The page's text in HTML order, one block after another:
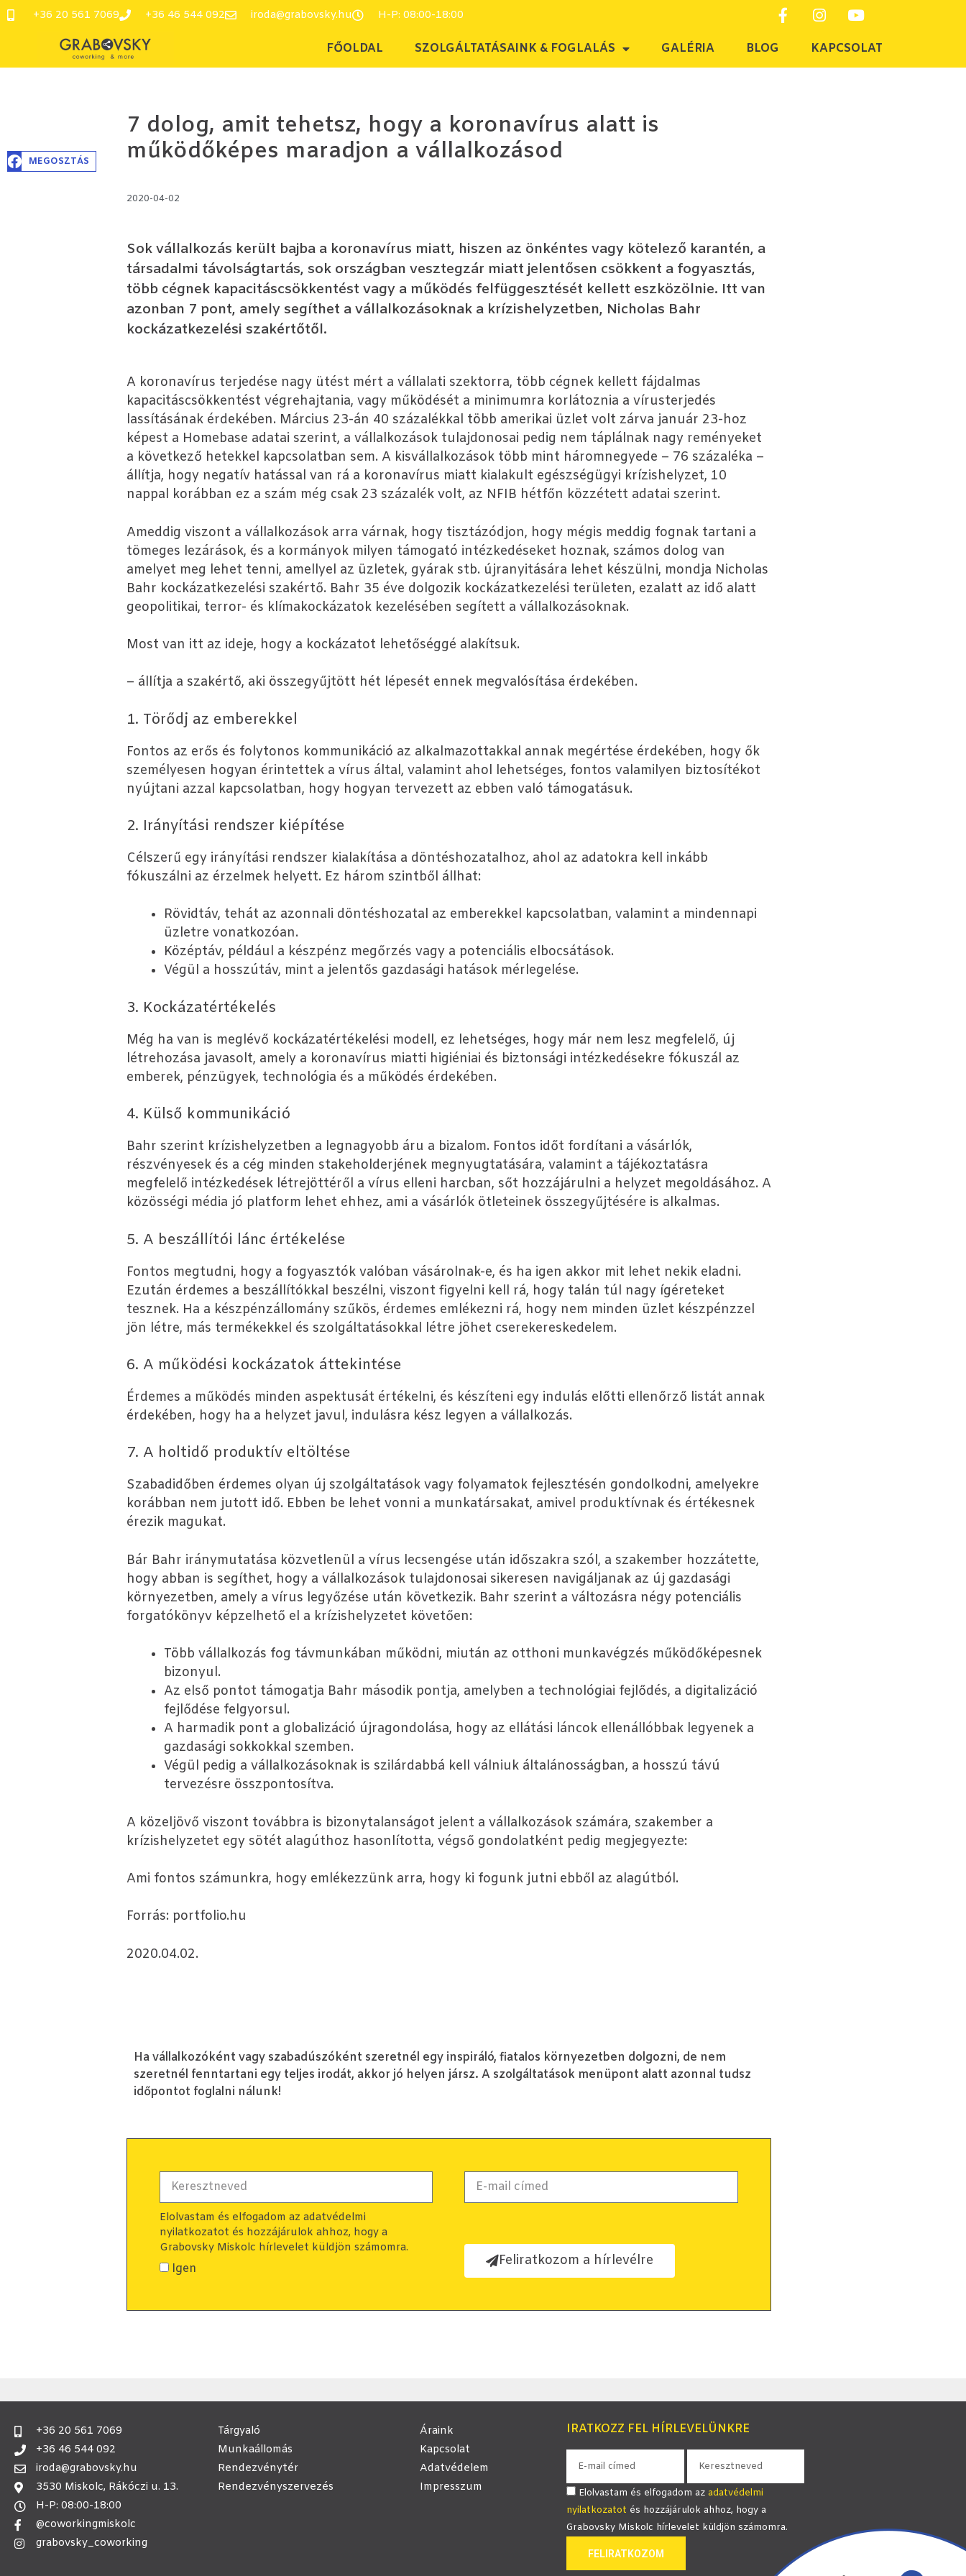
+36 20 561 7069 +36 46 544 092 iroda@grabovsky.hu H-P: 08:00-18:00
FŐOLDAL SZOLGÁLTATÁSAINK & FOGLALÁS GALÉRIA BLOG KAPCSOLAT
MEGOSZTÁS
7 dolog, amit tehetsz, hogy a koronavírus alatt is
működőképes maradjon a vállalkozásod
2020-04-02
Sok vállalkozás került bajba a koronavírus miatt, hiszen az önkéntes vagy kötelező karantén, a
társadalmi távolságtartás, sok országban vesztegzár miatt jelentősen csökkent a fogyasztás,
több cégnek kapacitáscsökkentést vagy a működés felfüggesztését kellett eszközölnie. Itt van
azonban 7 pont, amely segíthet a vállalkozásoknak a krízishelyzetben, Nicholas Bahr
kockázatkezelési szakértőtől.
A koronavírus terjedése nagy ütést mért a vállalati szektorra, több cégnek kellett fájdalmas
kapacitáscsökkentést végrehajtania, vagy működését a minimumra korlátoznia a vírusterjedés
lassításának érdekében. Március 23-án 40 százalékkal több amerikai üzlet volt zárva január 23-hoz
képest a Homebase adatai szerint, a vállalkozások tulajdonosai pedig nem táplálnak nagy reményeket
a következő hetekkel kapcsolatban sem. A kisvállalkozások több mint háromnegyede – 76 százaléka –
állítja, hogy negatív hatással van rá a koronavírus miatt kialakult egészségügyi krízishelyzet, 10
nappal korábban ez a szám még csak 23 százalék volt, az NFIB hétfőn közzétett adatai szerint.
Ameddig viszont a vállalkozások arra várnak, hogy tisztázódjon, hogy mégis meddig fognak tartani a
tömeges lezárások, és a kormányok milyen támogató intézkedéseket hoznak, számos dolog van
amelyet meg lehet tenni, amellyel az üzletek, gyárak stb. újranyitására lehet készülni, mondja Nicholas
Bahr kockázatkezelési szakértő. Bahr 35 éve dolgozik kockázatkezelési területen, ezalatt az idő alatt
geopolitikai, terror- és klímakockázatok kezelésében segített a vállalkozásoknak.
Most van itt az ideje, hogy a kockázatot lehetőséggé alakítsuk.
– állítja a szakértő, aki összegyűjtött hét lépesét ennek megvalósítása érdekében.
1. Törődj az emberekkel
Fontos az erős és folytonos kommunikáció az alkalmazottakkal annak megértése érdekében, hogy ők
személyesen hogyan érintettek a vírus által, valamint ahol lehetséges, fontos valamilyen biztosítékot
nyújtani azzal kapcsolatban, hogy hogyan tervezett az ebben való támogatásuk.
2. Irányítási rendszer kiépítése
Célszerű egy irányítási rendszer kialakítása a döntéshozatalhoz, ahol az adatokra kell inkább
fókuszálni az érzelmek helyett. Ez három szintből állhat:
Rövidtáv, tehát az azonnali döntéshozatal az emberekkel kapcsolatban, valamint a mindennapi
üzletre vonatkozóan.
Középtáv, például a készpénz megőrzés vagy a potenciális elbocsátások.
Végül a hosszútáv, mint a jelentős gazdasági hatások mérlegelése.
3. Kockázatértékelés
Még ha van is meglévő kockázatértékelési modell, ez lehetséges, hogy már nem lesz megfelelő, új
létrehozása javasolt, amely a koronavírus miatti higiéniai és biztonsági intézkedésekre fókuszál az
emberek, pénzügyek, technológia és a működés érdekében.
4. Külső kommunikáció
Bahr szerint krízishelyzetben a legnagyobb áru a bizalom. Fontos időt fordítani a vásárlók,
részvényesek és a cég minden stakeholderjének megnyugtatására, valamint a tájékoztatásra
megfelelő intézkedések létrejöttéről a vírus elleni harcban, sőt hozzájárulni a helyzet megoldásához. A
közösségi média jó platform lehet ehhez, ami a vásárlók ötleteinek összegyűjtésére is alkalmas.
5. A beszállítói lánc értékelése
Fontos megtudni, hogy a fogyasztók valóban vásárolnak-e, és ha igen akkor mit lehet nekik eladni.
Ezután érdemes a beszállítókkal beszélni, viszont figyelni kell rá, hogy talán túl nagy ígéreteket
tesznek. Ha a készpénzállomány szűkös, érdemes emlékezni rá, hogy nem minden üzlet készpénzzel
jön létre, más termékekkel és szolgáltatásokkal létre jöhet cserekereskedelem.
6. A működési kockázatok áttekintése
Érdemes a működés minden aspektusát értékelni, és készíteni egy indulás előtti ellenőrző listát annak
érdekében, hogy ha a helyzet javul, indulásra kész legyen a vállalkozás.
7. A holtidő produktív eltöltése
Szabadidőben érdemes olyan új szolgáltatások vagy folyamatok fejlesztésén gondolkodni, amelyekre
korábban nem jutott idő. Ebben be lehet vonni a munkatársakat, amivel produktívnak és értékesnek
érezik magukat.
Bár Bahr iránymutatása közvetlenül a vírus lecsengése után időszakra szól, a szakember hozzátette,
hogy abban is segíthet, hogy a vállalkozások tulajdonosai sikeresen navigáljanak az új gazdasági
környezetben, amely a vírus legyőzése után következik. Bahr szerint a változásra négy potenciális
forgatókönyv képzelhető el a krízishelyzetet követően:
Több vállalkozás fog távmunkában működni, miután az otthoni munkavégzés működőképesnek
bizonyul.
Az első pontot támogatja Bahr második pontja, amelyben a technológiai fejlődés, a digitalizáció
fejlődése felgyorsul.
A harmadik pont a globalizáció újragondolása, hogy az ellátási láncok ellenállóbbak legyenek a
gazdasági sokkokkal szemben.
Végül pedig a vállalkozásoknak is szilárdabbá kell válniuk általánosságban, a hosszú távú
tervezésre összpontosítva.
A közeljövő viszont továbbra is bizonytalanságot jelent a vállalkozások számára, szakember a
krízishelyzetet egy sötét alagúthoz hasonlította, végső gondolatként pedig megjegyezte:
Ami fontos számunkra, hogy emlékezzünk arra, hogy ki fogunk jutni ebből az alagútból.
Forrás: portfolio.hu
2020.04.02.
Ha vállalkozóként vagy szabadúszóként szeretnél egy inspiráló, fiatalos környezetben dolgozni, de nem
szeretnél fenntartani egy teljes irodát, akkor jó helyen jársz. A szolgáltatások menüpont alatt azonnal tudsz
időpontot foglalni nálunk!
Elolvastam és elfogadom az adatvédelmi
nyilatkozatot és hozzájárulok ahhoz, hogy a
Grabovsky Miskolc hírlevelet küldjön számomra.
Igen Feliratkozom a hírlevélre
+36 20 561 7069
+36 46 544 092
iroda@grabovsky.hu
3530 Miskolc, Rákóczi u. 13.
H-P: 08:00-18:00
@coworkingmiskolc
grabovsky_coworking
Tárgyaló
Munkaállomás
Rendezvénytér
Rendezvényszervezés
Áraink
Kapcsolat
Adatvédelem
Impresszum
IRATKOZZ FEL HÍRLEVELÜNKRE
Elolvastam és elfogadom az adatvédelmi
nyilatkozatot és hozzájárulok ahhoz, hogy a
Grabovsky Miskolc hírlevelet küldjön számomra.
FELIRATKOZOM